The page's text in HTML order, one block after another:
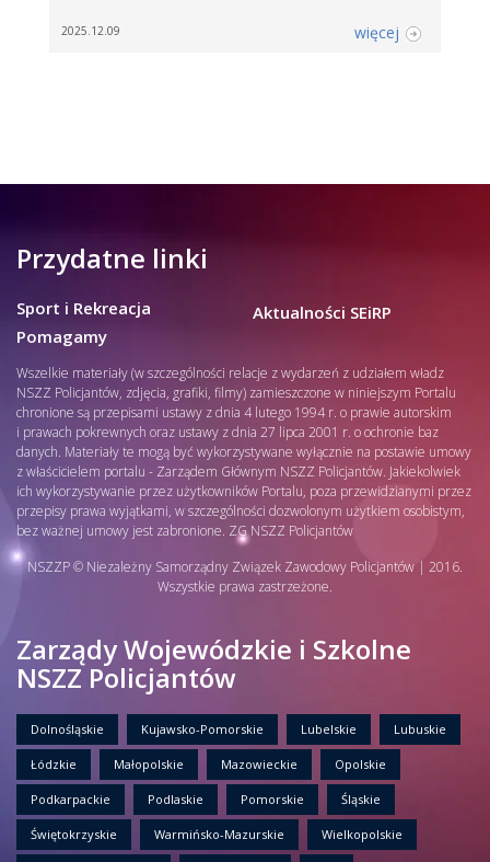
2025.12.09 więcej
Przydatne linki
Sport i Rekreacja
Pomagamy
Aktualności SEiRP
Wszelkie materiały (w szczególności relacje z wydarzeń z udziałem władz
NSZZ Policjantów, zdjęcia, grafiki, filmy) zamieszczone w niniejszym Portalu
chronione są przepisami ustawy z dnia 4 lutego 1994 r. o prawie autorskim
i prawach pokrewnych oraz ustawy z dnia 27 lipca 2001 r. o ochronie baz
danych. Materiały te mogą być wykorzystywane wyłącznie na postawie umowy
z właścicielem portalu - Zarządem Głównym NSZZ Policjantów. Jakiekolwiek
ich wykorzystywanie przez użytkowników Portalu, poza przewidzianymi przez
przepisy prawa wyjątkami, w szczególności dozwolonym użytkiem osobistym,
bez ważnej umowy jest zabronione. ZG NSZZ Policjantów
NSZZP © Niezależny Samorządny Związek Zawodowy Policjantów | 2016.
Wszystkie prawa zastrzeżone.
Zarządy Wojewódzkie i Szkolne
NSZZ Policjantów
Dolnośląskie Kujawsko-Pomorskie Lubelskie Lubuskie
Łódzkie Małopolskie Mazowieckie Opolskie
Podkarpackie Podlaskie Pomorskie Śląskie
Świętokrzyskie Warmińsko-Mazurskie Wielkopolskie